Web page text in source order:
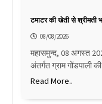
टमाटर की खेती से
08/08/2026
महासमुन्द, 08 अगस्त
अंतर्गत ग्राम गोंडपाली
Read More..